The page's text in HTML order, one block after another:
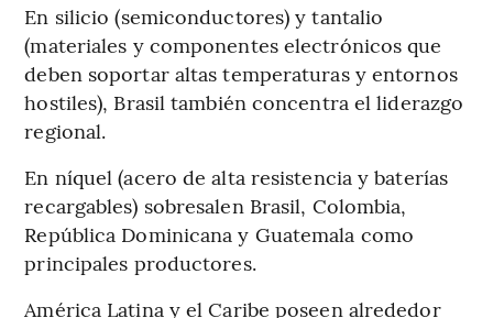
En silicio (semiconductores) y tantalio
(materiales y componentes electrónicos que
deben soportar altas temperaturas y entornos
hostiles), Brasil también concentra el liderazgo
regional.
En níquel (acero de alta resistencia y baterías
recargables) sobresalen Brasil, Colombia,
República Dominicana y Guatemala como
principales productores.
América Latina y el Caribe poseen alrededor